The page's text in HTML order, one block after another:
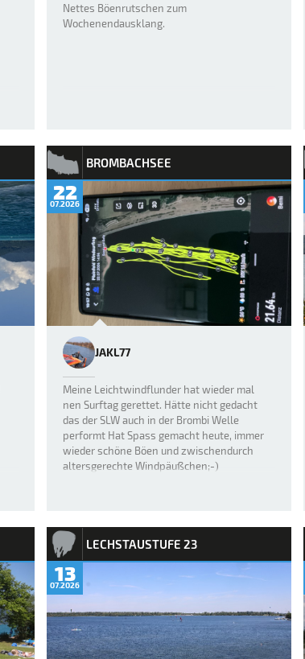
Nettes Böenrutschen zum
Wochenendausklang.
BROMBACHSEE
22
07.2026
JAKL77
Meine Leichtwindflunder hat wieder mal
nen Surftag gerettet. Hätte nicht gedacht
das der SLW auch in der Brombi Welle
performt Hat Spass gemacht heute, immer
wieder schöne Böen und zwischendurch
altersgerechte Windpäußchen;-)
LECHSTAUSTUFE 23
13
07.2026